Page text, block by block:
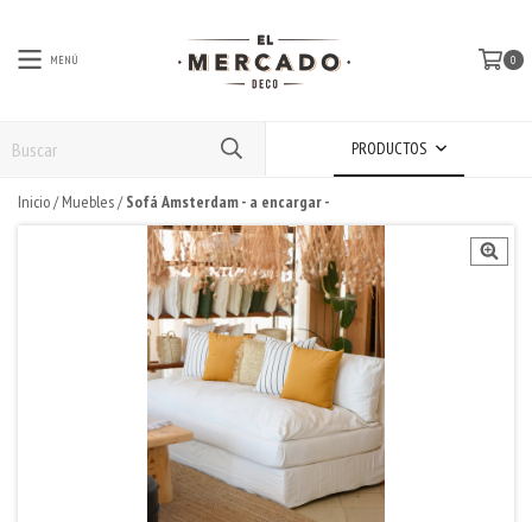
MENÚ 0
PRODUCTOS
Inicio/ Muebles/ Sofá Amsterdam - a encargar -